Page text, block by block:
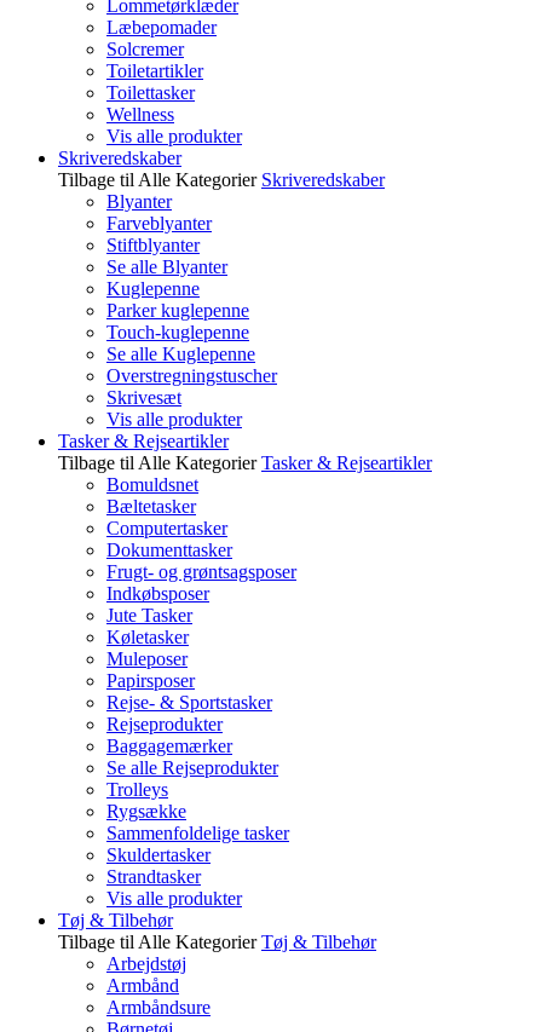
Lommetørklæder
Læbepomader
Solcremer
Toiletartikler
Toilettasker
Wellness
Vis alle produkter
Skriveredskaber
Tilbage til Alle Kategorier Skriveredskaber
Blyanter
Farveblyanter
Stiftblyanter
Se alle Blyanter
Kuglepenne
Parker kuglepenne
Touch-kuglepenne
Se alle Kuglepenne
Overstregningstuscher
Skrivesæt
Vis alle produkter
Tasker & Rejseartikler
Tilbage til Alle Kategorier Tasker & Rejseartikler
Bomuldsnet
Bæltetasker
Computertasker
Dokumenttasker
Frugt- og grøntsagsposer
Indkøbsposer
Jute Tasker
Køletasker
Muleposer
Papirsposer
Rejse- & Sportstasker
Rejseprodukter
Baggagemærker
Se alle Rejseprodukter
Trolleys
Rygsække
Sammenfoldelige tasker
Skuldertasker
Strandtasker
Vis alle produkter
Tøj & Tilbehør
Tilbage til Alle Kategorier Tøj & Tilbehør
Arbejdstøj
Armbånd
Armbåndsure